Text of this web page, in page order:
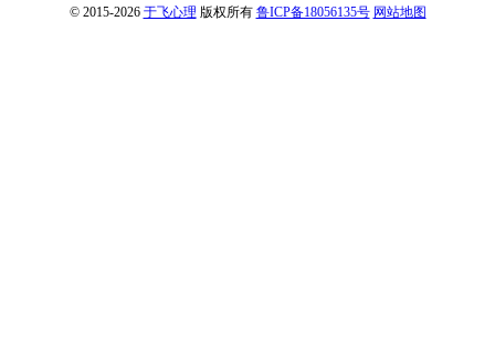
© 2015-2026 于飞心理 版权所有 鲁ICP备18056135号 网站地图